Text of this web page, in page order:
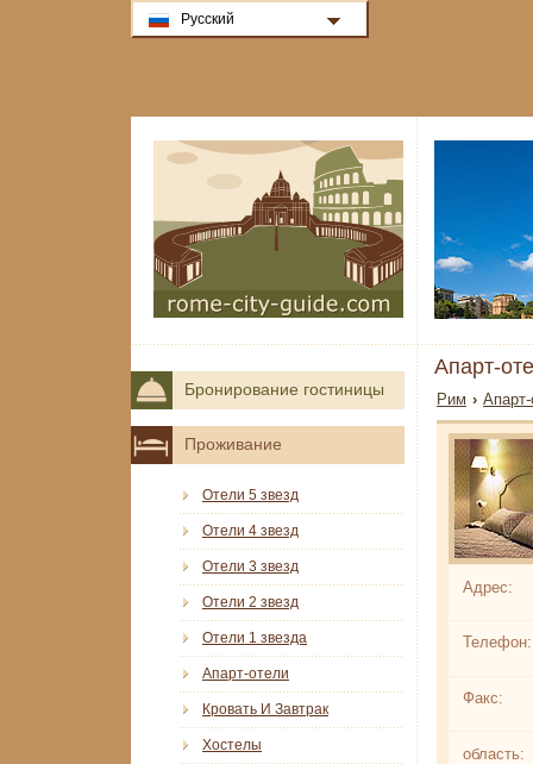
Апарт-
Рим ›
Адрес:
Телефон:
Факс:
область:
Бронирование гостиницы
Проживание
Отели 5 звезд
Отели 4 звезд
Отели 3 звезд
Отели 2 звезд
Отели 1 звезда
Апарт-отели
Кровать И Завтрак
Хостелы
Русский